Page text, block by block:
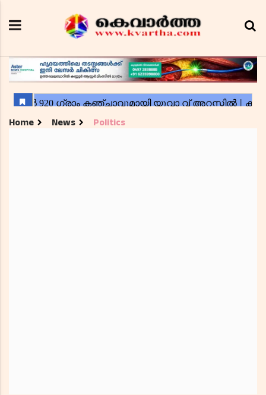
Home News Politics